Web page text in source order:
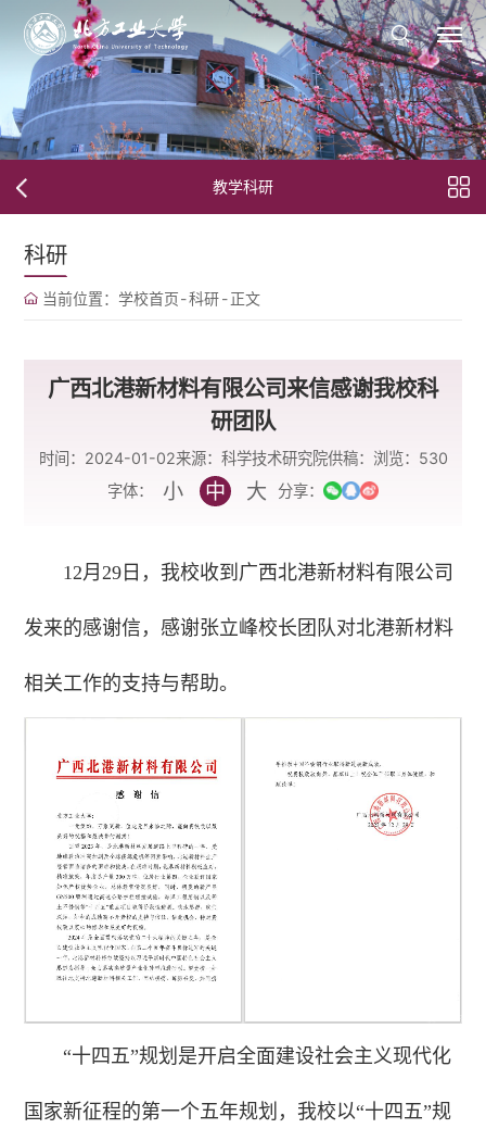
教学科研
科研
当前位置： 学校首页-科研-正文
广西北港新材料有限公司来信感谢我校科
研团队
时间：2024-01-02来源：科学技术研究院供稿： 浏览： 530
字体：
小 中 大 分享：
12月29日，我校收到广西北港新材料有限公司
发来的感谢信，感谢张立峰校长团队对北港新材料
相关工作的支持与帮助。
“十四五”规划是开启全面建设社会主义现代化
国家新征程的第一个五年规划，我校以“十四五”规